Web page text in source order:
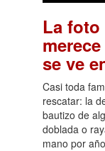
La foto
se ve
Casi toda
rescatar: la
bautizo de
doblada o
mano por